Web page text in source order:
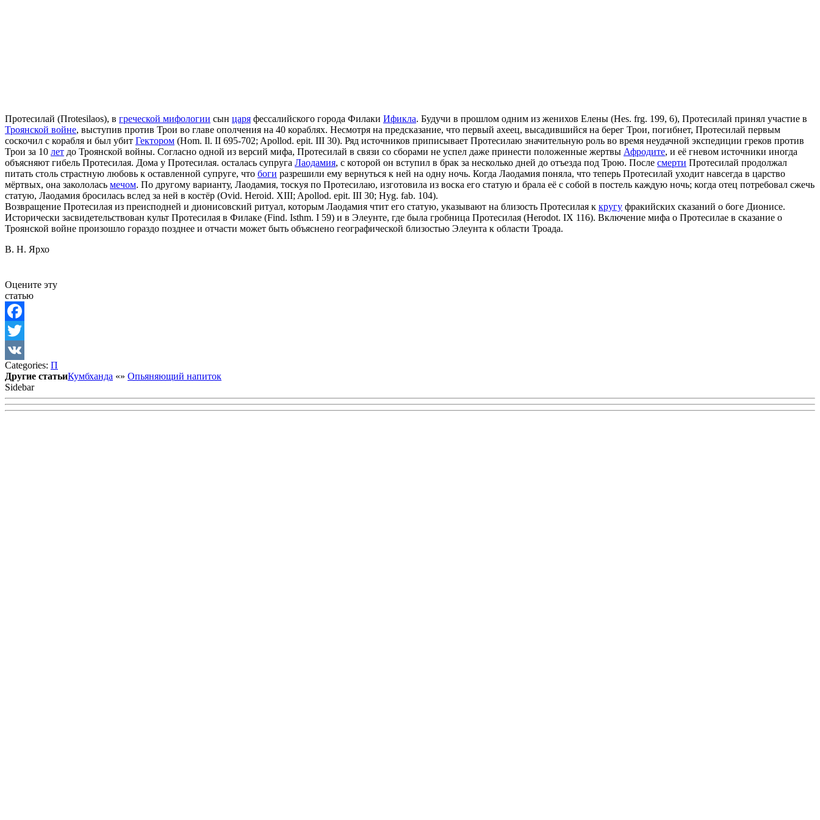
Протесилай (Пrotesilaos), в греческой мифологии сын царя фессалийского города Филаки Ификла. Будучи в прошлом одним из женихов Елены (Hes. frg. 199, 6), Протесилай принял участие в
Троянской войне, выступив против Трои во главе ополчения на 40 кораблях. Несмотря на предсказание, что первый ахеец, высадившийся на берег Трои, погибнет, Протесилай первым
соскочил с корабля и был убит Гектором (Hom. Il. II 695-702; Apollod. epit. III 30). Ряд источников приписывает Протесилаю значительную роль во время неудачной экспедиции греков против
Трои за 10 лет до Троянской войны. Согласно одной из версий мифа, Протесилай в связи со сборами не успел даже принести положенные жертвы Афродите, и её гневом источники иногда
объясняют гибель Протесилая. Дома у Протесилая. осталась супруга Лаодамия, с которой он вступил в брак за несколько дней до отъезда под Трою. После смерти Протесилай продолжал
питать столь страстную любовь к оставленной супруге, что боги разрешили ему вернуться к ней на одну ночь. Когда Лаодамия поняла, что теперь Протесилай уходит навсегда в царство
мёртвых, она закололась мечом. По другому варианту, Лаодамия, тоскуя по Протесилаю, изготовила из воска его статую и брала её с собой в постель каждую ночь; когда отец потребовал сжечь
статую, Лаодамия бросилась вслед за ней в костёр (Ovid. Heroid. XIII; Apollod. epit. III 30; Hyg. fab. 104).
Возвращение Протесилая из преисподней и дионисовский ритуал, которым Лаодамия чтит его статую, указывают на близость Протесилая к кругу фракийских сказаний о боге Дионисе.
Исторически засвидетельствован культ Протесилая в Филаке (Find. Isthm. I 59) и в Элеунте, где была гробница Протесилая (Herodot. IX 116). Включение мифа о Протесилае в сказание о
Троянской войне произошло гораздо позднее и отчасти может быть объяснено географической близостью Элеунта к области Троада.
В. Н. Ярхо
Оцените эту
статью
Facebook
Twitter
VK
Categories: П
Другие статьиКумбханда «» Опьяняющий напиток
Sidebar